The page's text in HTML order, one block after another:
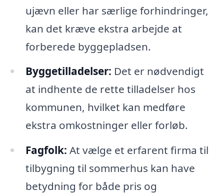
ujævn eller har særlige forhindringer,
kan det kræve ekstra arbejde at
forberede byggepladsen.
Byggetilladelser: Det er nødvendigt
at indhente de rette tilladelser hos
kommunen, hvilket kan medføre
ekstra omkostninger eller forløb.
Fagfolk: At vælge et erfarent firma til
tilbygning til sommerhus kan have
betydning for både pris og